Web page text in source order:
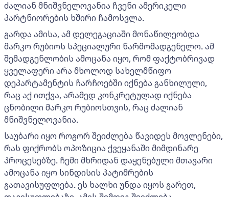
ძალიან მნიშვნელოვანია ჩვენი ამერიკელი
პარტნიორების ხშირი ჩამოსვლა.
გარდა ამისა, ამ დელეგაციაში მონაწილეობდა
მარკო რუბიოს სპეციალური წარმომადგენელო. ამ
შემადგენლობის ამოცანა იყო, რომ ფაქტობრივად
ყველაფერი არა მხოლოდ სახელმწიფო
დეპარტამენტის ჩარჩოებში იქნება განხილული,
რაც აქ ითქვა, არამედ კონკრეტულად იქნება
ცნობილი მარკო რუბიოსთვის, რაც ძალიან
მნიშვნელოვანია.
საუბარი იყო როგორ შეიძლება წავიდეს მოვლენები,
რას ფიქრობს ოპოზიცია ქვეყანაში მიმდინარე
პროცესებზე. ჩემი მხრიდან დაყენებული მთავარი
ამოცანა იყო სინდისის პატიმრების
გათავისუფლება. ეს ხალხი უნდა იყოს გარეთ,